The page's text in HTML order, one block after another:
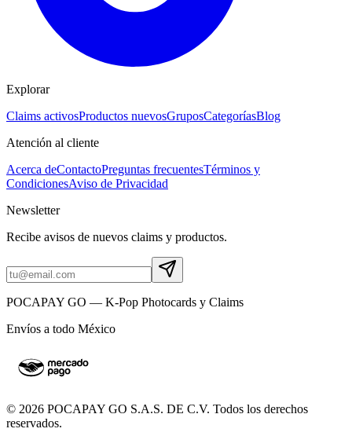
Explorar
Claims activosProductos nuevosGruposCategoríasBlog
Atención al cliente
Acerca deContactoPreguntas frecuentesTérminos y
CondicionesAviso de Privacidad
Newsletter
Recibe avisos de nuevos claims y productos.
POCAPAY GO — K-Pop Photocards y Claims
Envíos a todo México
© 2026 POCAPAY GO S.A.S. DE C.V. Todos los derechos
reservados.